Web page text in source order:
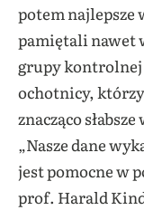
potem najlepsze
pamiętali nawet
grupy kontrolnej
ochotnicy,
znacząco
„Nasze dane
jest pomocne w
prof. Harald